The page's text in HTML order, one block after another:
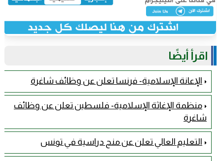
اقرأ أيضًا
الإعانة الإسلامية- فرنسا تعلن عن وظائف شاغرة
منظمة الإغاثة الإسلامية- فلسطين تعلن عن وظائف
شاغرة
التعليم العالي تعلن عن منح دراسية في تونس